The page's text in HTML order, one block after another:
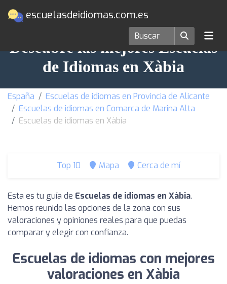
escuelasdeidiomas.com.es
Descubre las mejores Escuelas
de Idiomas en Xàbia
España
Escuelas de idiomas en Provincia de Alicante
Escuelas de idiomas en Comarca de Marina Alta
Escuelas de idiomas en Xàbia
Top 10 Mapa Cerca de mí
Esta es tu guía de Escuelas de idiomas en Xàbia.
Hemos reunido las opciones de la zona con sus
valoraciones y opiniones reales para que puedas
comparar y elegir con confianza.
Escuelas de idiomas con mejores
valoraciones en Xàbia